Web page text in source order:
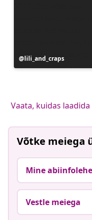
Postitus
avaldatud
lili_and_craps
Vaata, kuidas
Võtke meiega
Mine
Vestle meiega